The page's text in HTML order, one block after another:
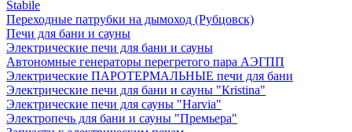
Stabile
Переходные патрубки на дымоход (Рубцовск)
Печи для бани и сауны
Электрические печи для бани и сауны
Автономные генераторы перегретого пара АЭГПП
Электрические ПАРОТЕРМАЛЬНЫЕ печи для бани
Электрические печи для бани и сауны "Кristina"
Электрические печи для сауны "Harvia"
Электропечь для бани и сауны "Премьера"